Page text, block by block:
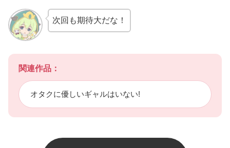
次回も期待大だな！
関連作品：
オタクに優しいギャルはいない!